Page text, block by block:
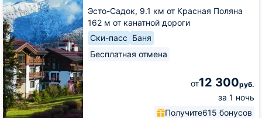
Эсто-Садок, 9.1 км от Красная Поляна
162 м от канатной дороги
Ски-пасс Баня
Бесплатная отмена
от12 300руб.
за 1 ночь
Получите615 бонусов